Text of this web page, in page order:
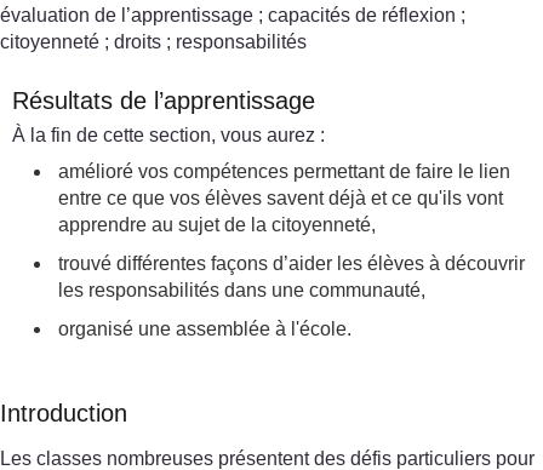
évaluation de l’apprentissage ; capacités de réflexion ;
citoyenneté ; droits ; responsabilités
Résultats de l’apprentissage
À la fin de cette section, vous aurez :
amélioré vos compétences permettant de faire le lien
entre ce que vos élèves savent déjà et ce qu'ils vont
apprendre au sujet de la citoyenneté,
trouvé différentes façons d’aider les élèves à découvrir
les responsabilités dans une communauté,
organisé une assemblée à l'école.
Introduction
Les classes nombreuses présentent des défis particuliers pour